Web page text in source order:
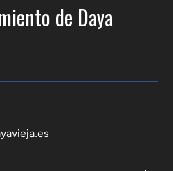
de Daya